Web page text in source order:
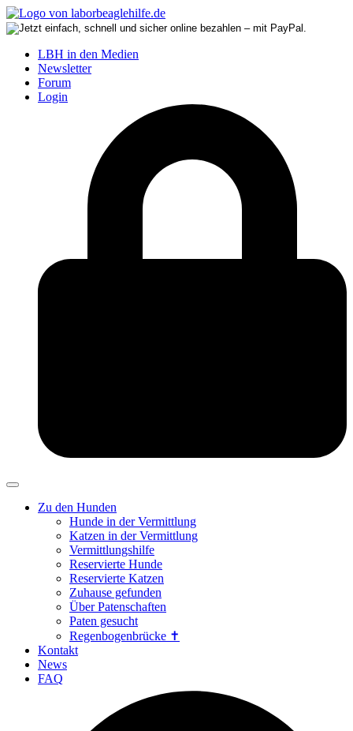
LBH in den Medien
Newsletter
Forum
Login
Zu den Hunden
Hunde in der Vermittlung
Katzen in der Vermittlung
Vermittlungshilfe
Reservierte Hunde
Reservierte Katzen
Zuhause gefunden
Über Patenschaften
Paten gesucht
Regenbogenbrücke ✝
Kontakt
News
FAQ